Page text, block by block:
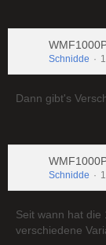
Schnidde
Dann gibt's
Schnidde
Seit wann hat die
verschiedene